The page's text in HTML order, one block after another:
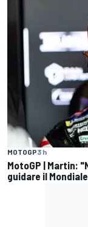
MOTOGP3 h
MotoGP | Martin:
guidare il